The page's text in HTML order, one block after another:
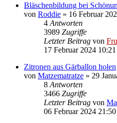
Bläschenbildung bei
von Roddie » 16 Februar
4 Antworten
3989 Zugriffe
Letzter Beitrag von
17 Februar 2024 10:21
Zitronen aus Gärballon holen
von Matzematratze » 29
8 Antworten
3466 Zugriffe
Letzter Beitrag von
06 Februar 2024 21:50